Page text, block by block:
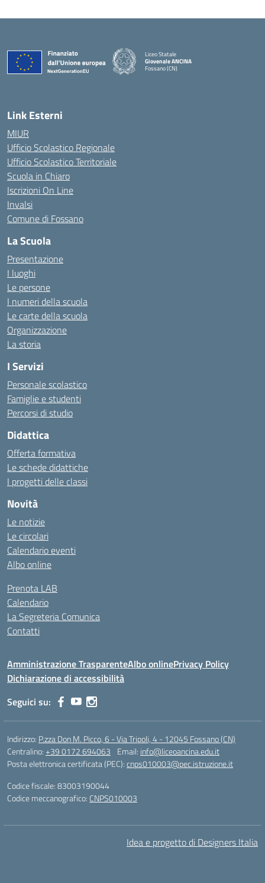
Liceo Statale
Giovenale ANCINA
Fossano (CN)
Link Esterni
MIUR
Ufficio Scolastico Regionale
Ufficio Scolastico Territoriale
Scuola in Chiaro
Iscrizioni On Line
Invalsi
Comune di Fossano
La Scuola
Presentazione
I luoghi
Le persone
I numeri della scuola
Le carte della scuola
Organizzazione
La storia
I Servizi
Personale scolastico
Famiglie e studenti
Percorsi di studio
Didattica
Offerta formativa
Le schede didattiche
I progetti delle classi
Novità
Le notizie
Le circolari
Calendario eventi
Albo online
Prenota LAB
Calendario
La Segreteria Comunica
Contatti
Amministrazione TrasparenteAlbo onlinePrivacy Policy
Dichiarazione di accessibilità
Seguici su:
Indirizzo: P.zza Don M. Picco, 6 - Via Tripoli, 4 - 12045 Fossano (CN)
Centralino:+39 0172 694063 Email: info@liceoancina.edu.it
Posta elettronica certificata (PEC):cnps010003@pec.istruzione.it
Codice fiscale: 83003190044
Codice meccanografico: CNPS010003
Idea e progetto di Designers Italia